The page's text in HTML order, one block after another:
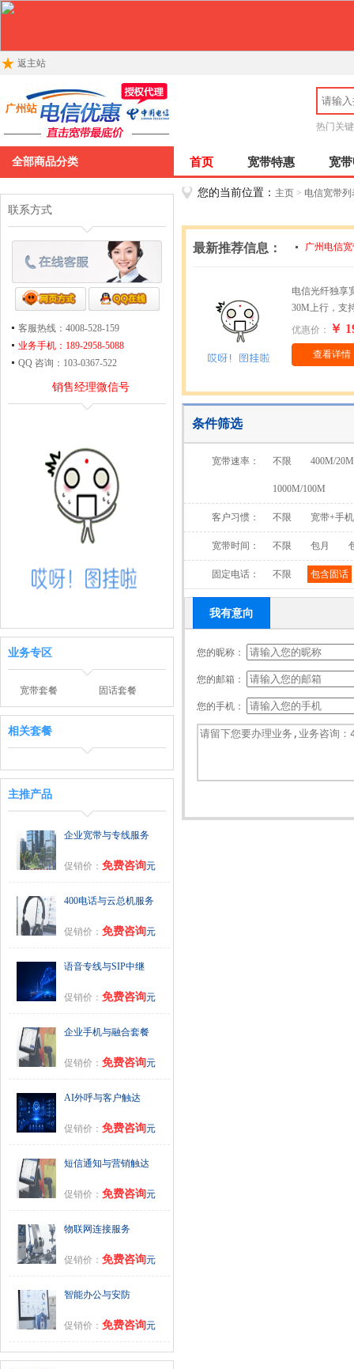
返主站
热门关
全部商品分类 首页 宽带特惠 宽
联系方式
客服热线：4008-528-159
业务手机：189-2958-5088
QQ 咨询：103-0367-522
销售经理微信号
业务专区
宽带套餐 固话套餐
相关套餐
主推产品
企业宽带与专线服务
促销价： 免费咨询元
400电话与云总机服务
促销价： 免费咨询元
语音专线与SIP中继
促销价： 免费咨询元
企业手机与融合套餐
促销价： 免费咨询元
AI外呼与客户触达
促销价： 免费咨询元
短信通知与营销触达
促销价： 免费咨询元
物联网连接服务
促销价： 免费咨询元
智能办公与安防
促销价： 免费咨询元
您的当前位置： 主页 > 电信宽带列
最新推荐信息： 广州电信
电信光纤独享
30M上行，支
优惠价： ￥
查看详情
条件筛选
宽带速率： 不限 400M/20M
1000M/100M
客户习惯： 不限 宽带+手
宽带时间： 不限 包月
固定电话： 不限 包含固话
我有意向
您的昵称：
您的邮箱：
您的手机：